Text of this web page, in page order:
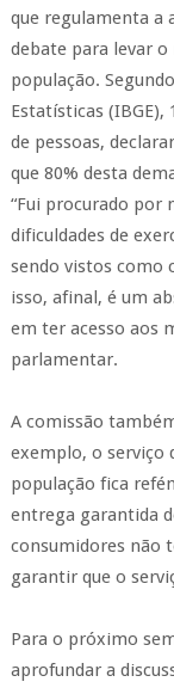
que regulamenta a
debate para levar
população.
Estatísticas (IBGE),
de pessoas,
que 80% desta
“Fui procurado por
dificuldades de
sendo vistos como
isso, afinal, é um
em ter acesso aos
parlamentar.
A comissão
exemplo, o serviço
população fica
entrega garantida
consumidores não
garantir que o
Para o próximo
aprofundar a